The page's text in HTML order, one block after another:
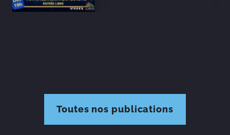
Toutes nos publications